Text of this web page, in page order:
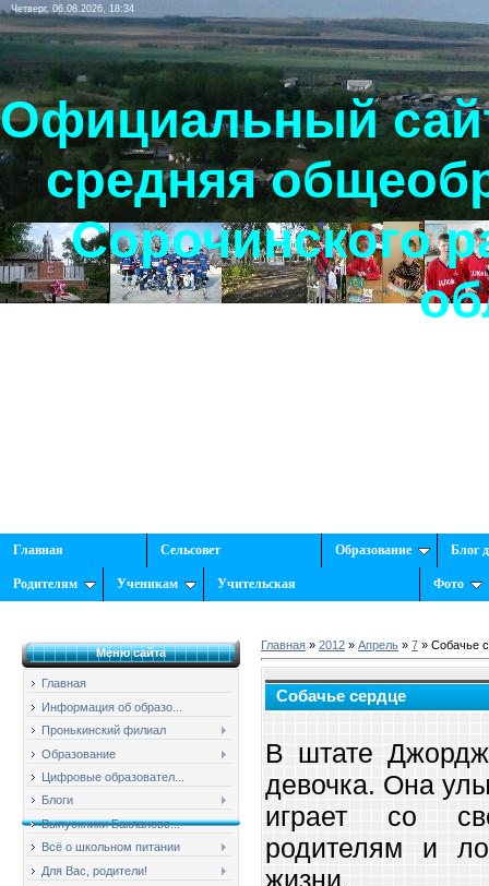
Четверг, 06.08.2026, 18:34
Официальный
средняя
Сорочинского
Главная Сельсовет Образование Блог
Родителям Ученикам Учительская Фото
Меню сайта
Главная
Информация об образо...
Пронькинский филиал
Образование
Цифровые образовател...
Блоги
Выпускники Баклановс...
Всё о школьном питании
Для Вас, родители!
Главная » 2012 » Апрель » 7 » Собачье
Собачье сердце
В штате
девочка. Она
играет со
родителям и
жизни.